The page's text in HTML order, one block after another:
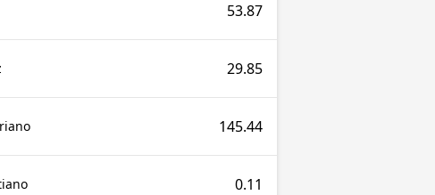
53.87
29.85
145.44
0.11